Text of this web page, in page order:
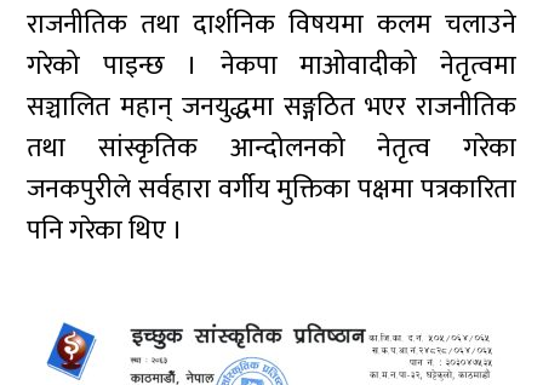
राजनीतिक तथा दार्शनिक विषयमा कलम चलाउने
गरेको पाइन्छ । नेकपा माओवादीको नेतृत्वमा
सञ्चालित महान् जनयुद्धमा सङ्गठित भएर राजनीतिक
तथा सांस्कृतिक आन्दोलनको नेतृत्व गरेका
जनकपुरीले सर्वहारा वर्गीय मुक्तिका पक्षमा पत्रकारिता
पनि गरेका थिए ।